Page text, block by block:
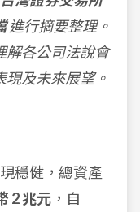
進行摘要整理。
解各公司法說會
及未來展望。
穩健，總資產
2 兆元 ，自